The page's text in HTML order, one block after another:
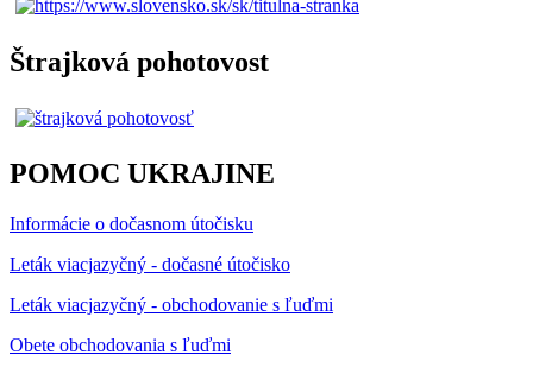
Štrajková pohotovost
POMOC UKRAJINE
Informácie o dočasnom útočisku
Leták viacjazyčný - dočasné útočisko
Leták viacjazyčný - obchodovanie s ľuďmi
Obete obchodovania s ľuďmi